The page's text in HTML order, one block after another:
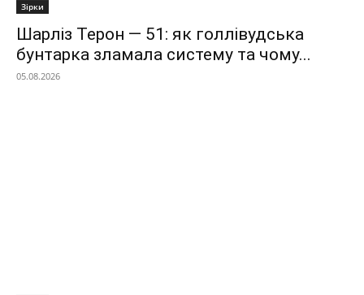
Зірки
Шарліз Терон — 51: як голлівудська
бунтарка зламала систему та чому...
05.08.2026